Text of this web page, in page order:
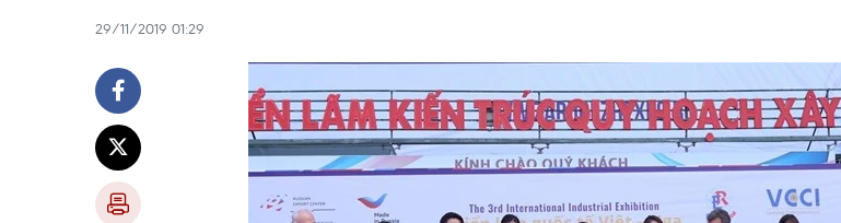
29/11/2019 01:29